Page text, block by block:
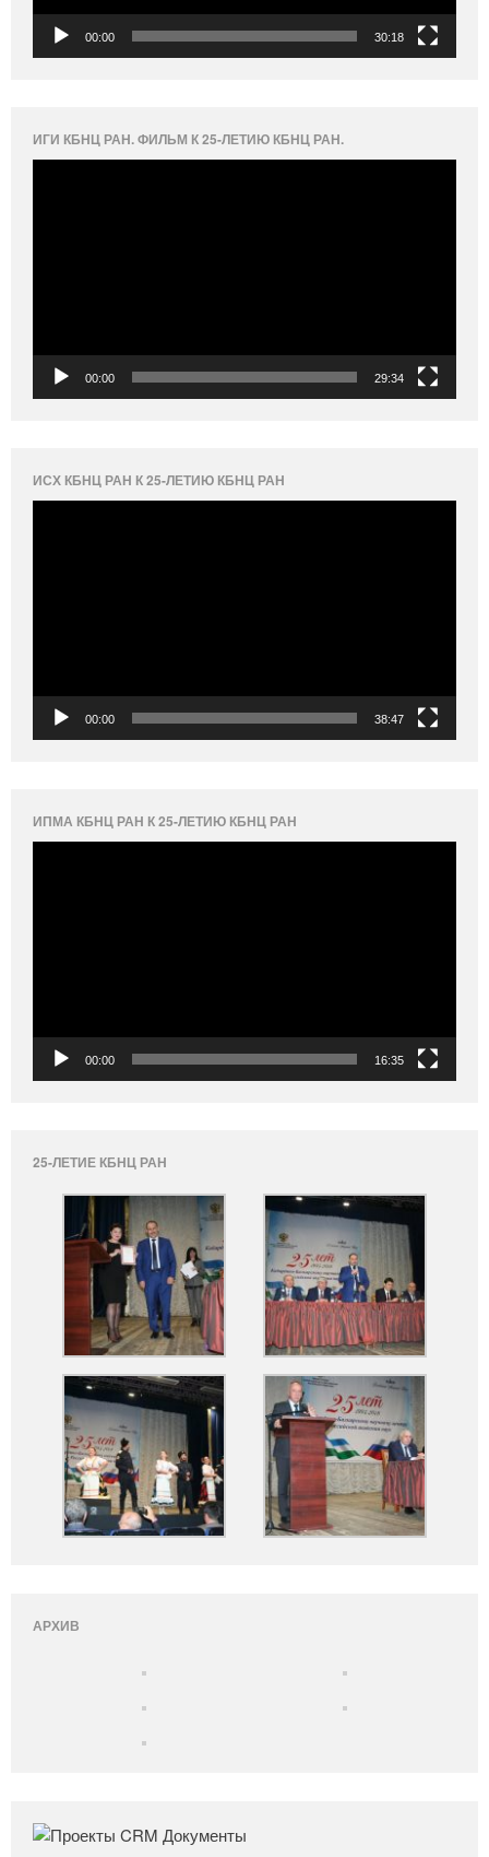
00:00 30:18
ИГИ КБНЦ РАН. ФИЛЬМ К 25-ЛЕТИЮ КБНЦ РАН.
00:00 29:34
ИСХ КБНЦ РАН К 25-ЛЕТИЮ КБНЦ РАН
00:00 38:47
ИПМА КБНЦ РАН К 25-ЛЕТИЮ КБНЦ РАН
00:00 16:35
25-ЛЕТИЕ КБНЦ РАН
АРХИВ